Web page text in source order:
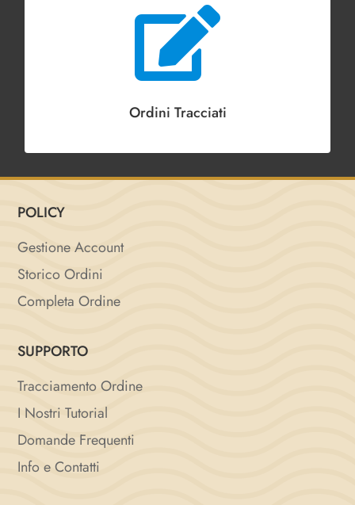

Ordini Tracciati
POLICY
Gestione Account
Storico Ordini
Completa Ordine
SUPPORTO
Tracciamento Ordine
I Nostri Tutorial
Domande Frequenti
Info e Contatti